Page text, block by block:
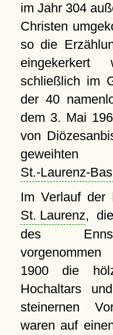
im Jahr 304
Christen
so die
schließlich im
der 40
dem 3. Mai
von
St.-Laurenz-
Im Verlauf der
St. Laurenz,
des
1900 die
Hochaltars
steinernen
waren auf